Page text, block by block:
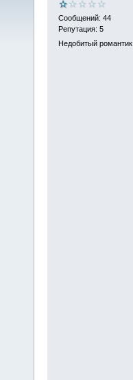
Сообщений: 44
Репутация: 5
Недобитый романтик